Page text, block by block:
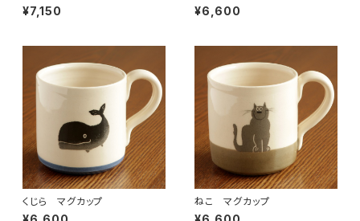
¥7,150 ¥6,600
くじら マグカップ ねこ マグカップ